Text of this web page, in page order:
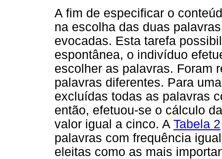
A fim de especificar o
na escolha das duas
evocadas. Esta tarefa
espontânea, o indivíduo
escolher as palavras. Foram
palavras diferentes. Para
excluídas todas as palavras
então, efetuou-se o cálculo
valor igual a cinco. A Tabela 2
palavras com frequência
eleitas como as mais